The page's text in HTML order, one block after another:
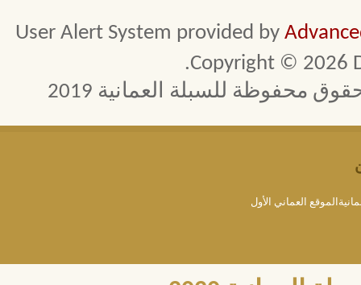
User Alert System provided by
Copyright © 2026
محفوظة للسبلة العمانية 2019
العماني الأول